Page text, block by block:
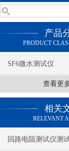
产品
PRODUCT
SF6微水测试仪
查看更
相关
RELEVANT
回路电阻测试仪测